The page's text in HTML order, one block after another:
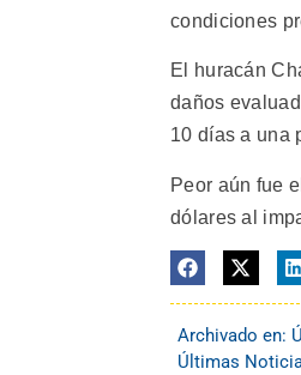
condiciones
El huracán
daños
10 días a una
Peor aún fue
dólares al
Archivado en:
Últimas